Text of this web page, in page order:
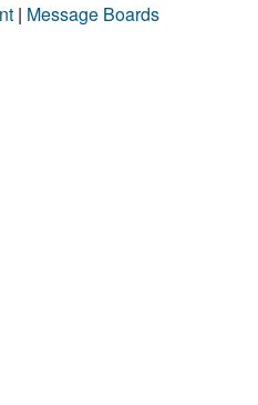
| Message Boards